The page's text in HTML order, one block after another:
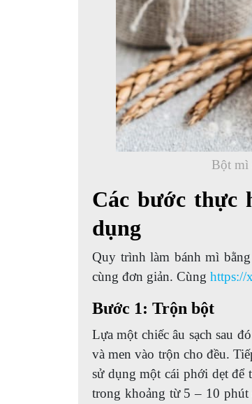
Bột mì
Các bước thực
dụng
Quy trình làm bánh mì
cùng đơn giản. Cùng https://
Bước 1: Trộn bột
Lựa một chiếc âu sạch sau
và men vào trộn cho đều.
sử dụng một cái phới dẹt
trong khoảng từ 5 – 10